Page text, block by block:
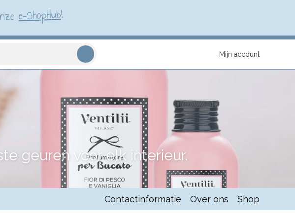
e-ShopHub!
Mijn account
geuren voor elk interieur.
Contactinformatie Over ons Shop